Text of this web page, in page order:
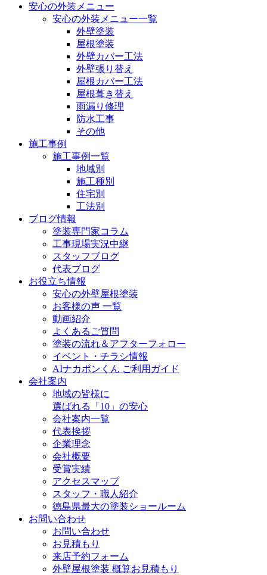
安心の外装メニュー
安心の外装メニュー一覧
外壁塗装
屋根塗装
外壁カバー工法
外壁張り替え
屋根カバー工法
屋根葺き替え
雨漏り修理
防水工事
その他
施工事例
施工事例一覧
地域別
施工種別
住宅別
工法別
ブログ情報
塗装専門家コラム
工事現場実況中継
スタッフブログ
代表ブログ
お役立ち情報
安心の外壁屋根塗装
お客様の声 一覧
動画紹介
よくあるご質問
塗装の流れ＆アフターフォロー
イベント・チラシ情報
AIナカポンくん ご利用ガイド
会社案内
地域の皆様に
選ばれる「10」の安心
会社案内一覧
代表挨拶
企業理念
会社概要
受賞実績
アクセスマップ
スタッフ・職人紹介
徳島県最大の塗装ショールーム
お問い合わせ
お問い合わせ
お見積もり
来店予約フォーム
外壁屋根塗装 概算お見積もり